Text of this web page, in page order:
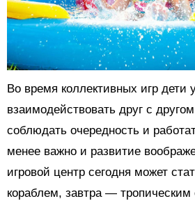
Во время коллективных игр дети
взаимодействовать друг с
соблюдать очередность и
менее важно и развитие
игровой центр сегодня может
кораблем, завтра — тропическим